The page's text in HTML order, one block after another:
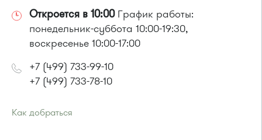
Откроется в 10:00График работы:
понедельник-суббота 10:00-19:30,
воскресенье 10:00-17:00
+7 (499) 733-99-10
+7 (499) 733-78-10
Как добраться